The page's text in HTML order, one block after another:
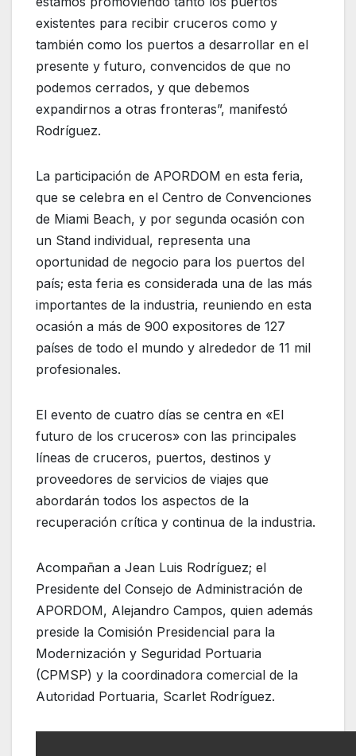
existentes para recibir cruceros como y
también como los puertos a desarrollar en el
presente y futuro, convencidos de que no
podemos cerrados, y que debemos
expandirnos a otras fronteras”, manifestó
Rodríguez.
La participación de APORDOM en esta feria,
que se celebra en el Centro de Convenciones
de Miami Beach, y por segunda ocasión con
un Stand individual, representa una
oportunidad de negocio para los puertos del
país; esta feria es considerada una de las más
importantes de la industria, reuniendo en esta
ocasión a más de 900 expositores de 127
países de todo el mundo y alrededor de 11 mil
profesionales.
El evento de cuatro días se centra en «El
futuro de los cruceros» con las principales
líneas de cruceros, puertos, destinos y
proveedores de servicios de viajes que
abordarán todos los aspectos de la
recuperación crítica y continua de la industria.
Acompañan a Jean Luis Rodríguez; el
Presidente del Consejo de Administración de
APORDOM, Alejandro Campos, quien además
preside la Comisión Presidencial para la
Modernización y Seguridad Portuaria
(CPMSP) y la coordinadora comercial de la
Autoridad Portuaria, Scarlet Rodríguez.